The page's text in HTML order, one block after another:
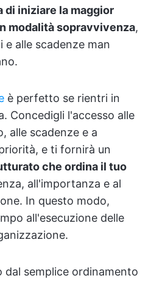
di iniziare la maggior
modalità sopravvivenza,
e alle scadenze man
è perfetto se rientri in
Concedigli l'accesso alle
alle scadenze e a
e ti fornirà un
che ordina il tuo
all'importanza e al
In questo modo,
all'esecuzione delle
dal semplice ordinamento